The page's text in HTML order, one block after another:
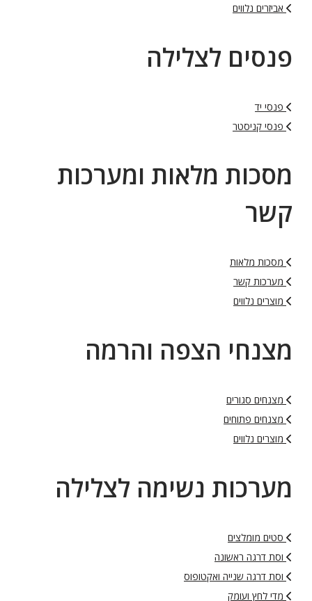
אביזרים נלווים
פנסים לצלילה
פנסי יד
פנסי קניסטר
מסכות מלאות ומערכות
קשר
מסכות מלאות
מערכות קשר
מוצרים נלווים
מצנחי הצפה והרמה
מצנחים סגורים
מצנחים פתוחים
מוצרים נלווים
מערכות נשימה לצלילה
סטים מומלצים
וסת דרגה ראשונה
וסת דרגה שנייה ואקטופוס
מדי לחץ ועומק